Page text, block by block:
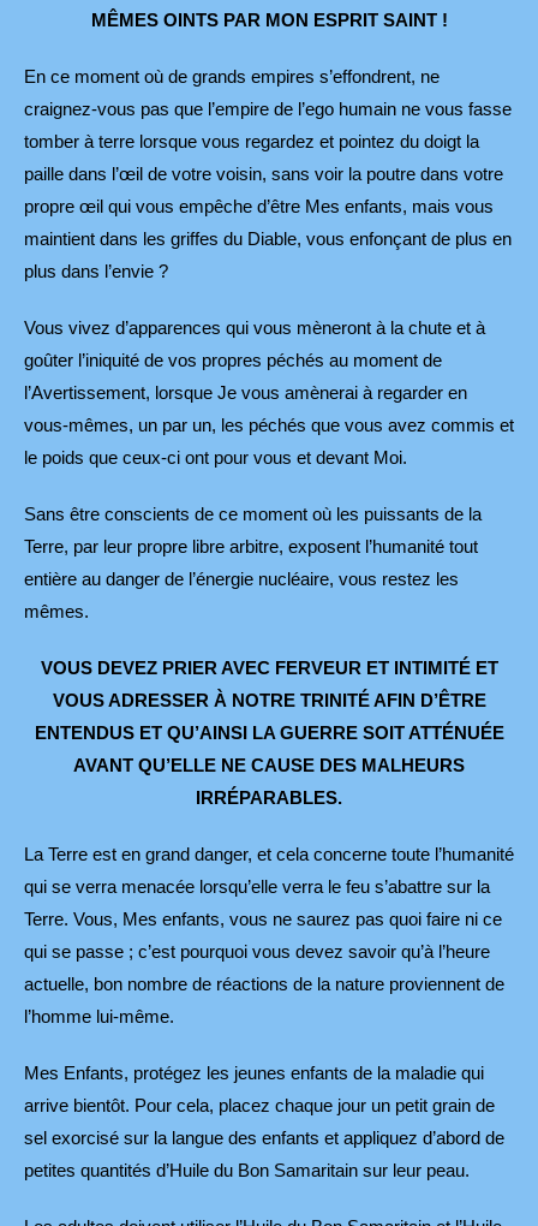
MÊMES OINTS PAR MON ESPRIT SAINT !
En ce moment où de grands empires s’effondrent, ne
craignez-vous pas que l’empire de l’ego humain ne vous fasse
tomber à terre lorsque vous regardez et pointez du doigt la
paille dans l’œil de votre voisin, sans voir la poutre dans votre
propre œil qui vous empêche d’être Mes enfants, mais vous
maintient dans les griffes du Diable, vous enfonçant de plus en
plus dans l’envie ?
Vous vivez d’apparences qui vous mèneront à la chute et à
goûter l’iniquité de vos propres péchés au moment de
l’Avertissement, lorsque Je vous amènerai à regarder en
vous-mêmes, un par un, les péchés que vous avez commis et
le poids que ceux-ci ont pour vous et devant Moi.
Sans être conscients de ce moment où les puissants de la
Terre, par leur propre libre arbitre, exposent l’humanité tout
entière au danger de l’énergie nucléaire, vous restez les
mêmes.
VOUS DEVEZ PRIER AVEC FERVEUR ET INTIMITÉ ET
VOUSADRESSER À NOTRE TRINITÉ AFIN D’ÊTRE
ENTENDUS ET QU’AINSI LA GUERRE SOIT ATTÉNUÉE
AVANT QU’ELLE NE CAUSE DES MALHEURS
IRRÉPARABLES.
La Terre est en grand danger, et cela concerne toute l’humanité
qui se verra menacée lorsqu’elle verra le feu s’abattre sur la
Terre. Vous, Mes enfants, vous ne saurez pas quoi faire ni ce
qui se passe ; c’est pourquoi vous devez savoir qu’à l’heure
actuelle, bon nombre de réactions de la nature proviennent de
l’homme lui-même.
Mes Enfants, protégez les jeunes enfants de la maladie qui
arrive bientôt. Pour cela, placez chaque jour un petit grain de
sel exorcisé sur la langue des enfants et appliquez d’abord de
petites quantités d’Huile du Bon Samaritain sur leur peau.